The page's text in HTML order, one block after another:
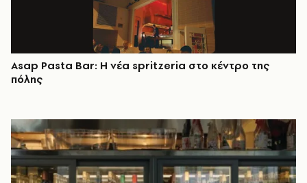
Asap Pasta Bar: Η νέα spritzeria στο κέντρο της
πόλης